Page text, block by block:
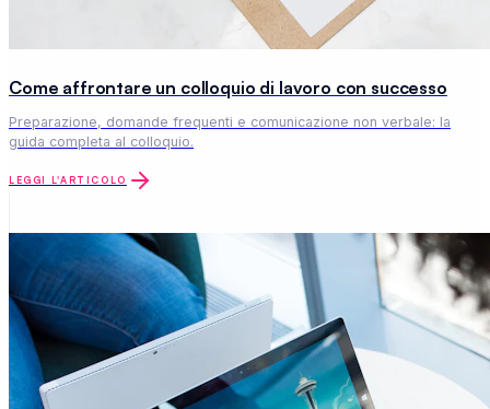
Come affrontare un colloquio di lavoro con successo
Preparazione, domande frequenti e comunicazione non verbale: la
guida completa al colloquio.
LEGGI L'ARTICOLO